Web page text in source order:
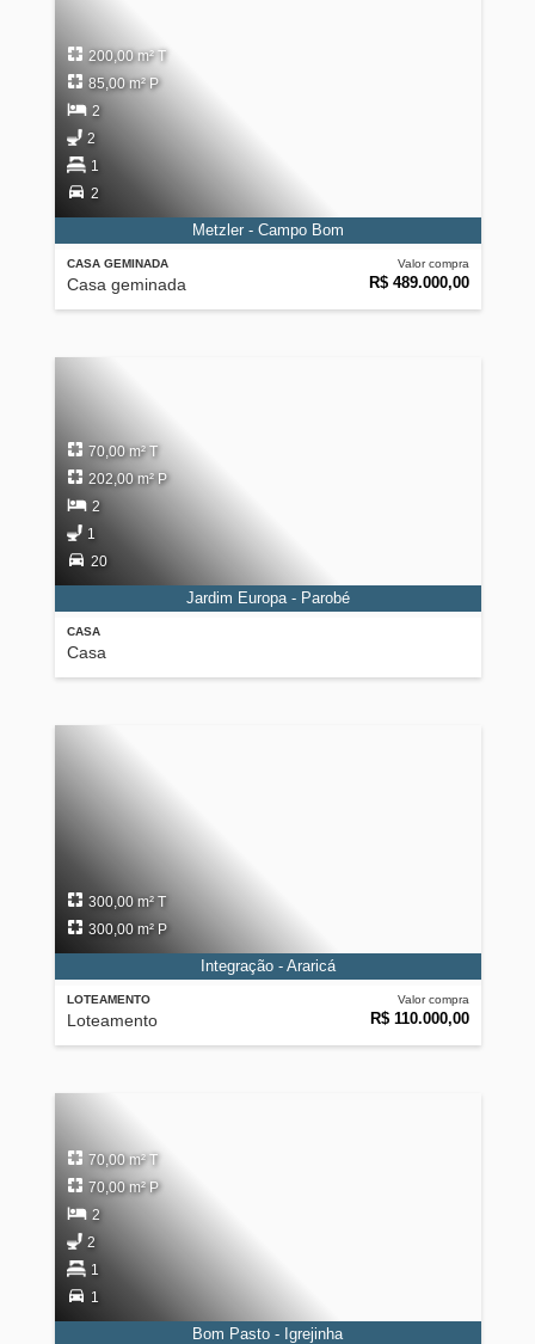
CASA GEMINADA
Casa geminada
Valor compra
R$ 489.000,00
200,00 m² T
85,00 m² P
2
2
1
2
Metzler - Campo Bom
CASA
Casa
70,00 m² T
202,00 m² P
2
1
20
Jardim Europa - Parobé
LOTEAMENTO
Loteamento
Valor compra
R$ 110.000,00
300,00 m² T
300,00 m² P
Integração - Araricá
70,00 m² T
70,00 m² P
2
2
1
1
Bom Pasto - Igrejinha